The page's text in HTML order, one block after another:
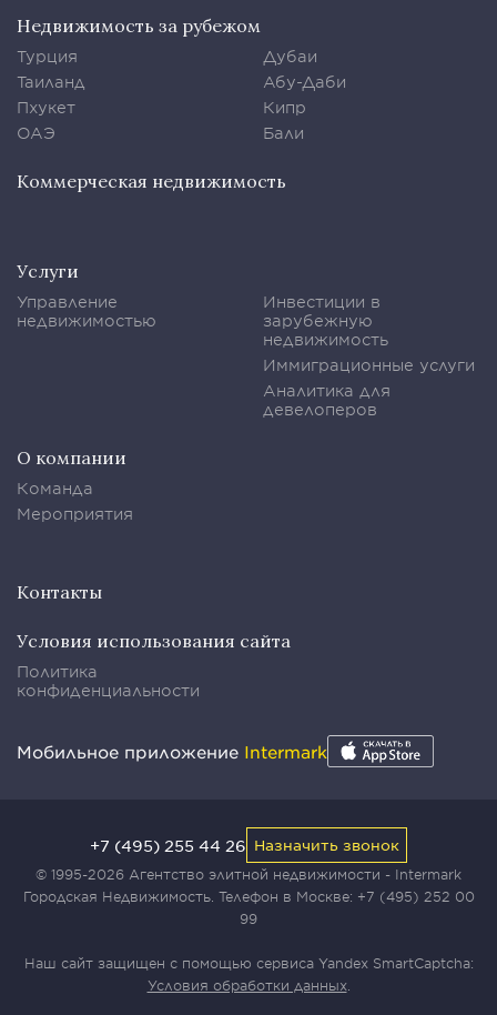
Недвижимость за рубежом
Турция
Таиланд
Пхукет
ОАЭ
Дубаи
Абу-Даби
Кипр
Бали
Коммерческая недвижимость
Услуги
Управление
недвижимостью
Инвестиции в
зарубежную
недвижимость
Иммиграционные услуги
Аналитика для
девелоперов
О компании
Команда
Мероприятия
Контакты
Условия использования сайта
Политика
конфиденциальности
Мобильное приложение Intermark
© 1995-2026 Агентство элитной недвижимости - Intermark
Городская Недвижимость. Телефон в Москве: +7 (495) 252 00
99
Наш сайт защищен с помощью сервиса Yandex SmartCaptcha:
Условия обработки данных.
+7 (495) 255 44 26 Назначить звонок